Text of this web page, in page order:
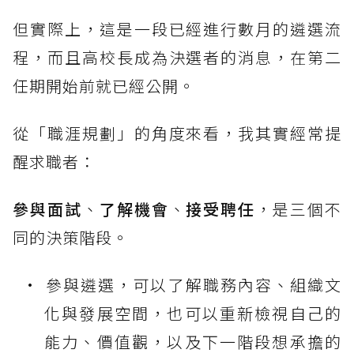
但實際上，這是一段已經進行數月的遴選流
程，而且高校長成為決選者的消息，在第二
任期開始前就已經公開。
從「職涯規劃」的角度來看，我其實經常提
醒求職者：
參與面試 、 了解機會 、接受聘任 ，是三個不
同的決策階段。
參與遴選，可以了解職務內容、組織文
化與發展空間，也可以重新檢視自己的
能力、價值觀，以及下一階段想承擔的